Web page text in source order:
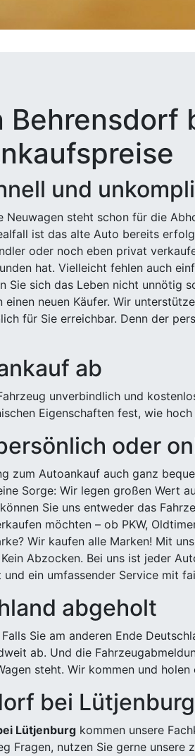
Behrensdorf
und
Neuwagen steht schon für die
ist das alte Auto bereits
oder noch eben privat
hat. Vielleicht fehlen auch
Sie sich das Leben nicht unnötig
neuen Käufer. Wir
für Sie erreichbar. Denn der
ab
unverbindlich und
Eigenschaften fest, wie
oder
zum Autoankauf auch ganz
Sorge: Wir legen großen Wert
Sie uns entweder das
möchten – ob PKW,
Wir kaufen alle Marken! Mit
Abzocken. Bei uns ist jeder
und ein umfassender Service mit
abgeholt
Sie am anderen Ende
ab. Und die
steht. Wir kommen und
bei Lütjenburg
Lütjenburg kommen unsere
Fragen, nutzen Sie gerne unsere